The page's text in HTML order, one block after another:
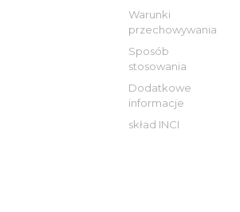
Warunki
przechowywania
Sposób
stosowania
Dodatkowe
informacje
skład INCI